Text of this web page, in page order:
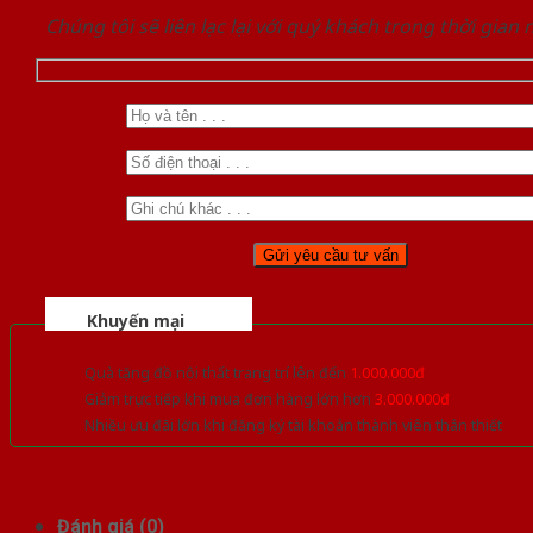
Chúng tôi sẽ liên lạc lại với quý khách trong thời gian
Khuyến mại
Quà tặng đồ nội thất trang trí lên đến 1.000.000đ
Giảm trực tiếp khi mua đơn hàng lớn hơn 3.000.000đ
Nhiều ưu đãi lớn khi đăng ký tài khoản thành viên thân thiết
Đánh giá (0)